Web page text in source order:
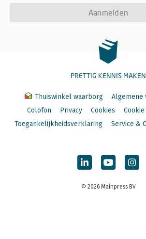
Aanmelden
PRETTIG KENNIS MAKEN
Thuiswinkel waarborg
Algemene
Colofon
Privacy Cookies
Toegankelijkheidsverklaring
Service &
© 2026 Mainpress BV